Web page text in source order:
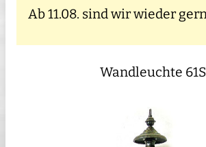
Ab 11.08. sind wir wieder
Wandleuchte 61S